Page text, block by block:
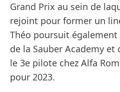
Grand Prix au sein de
rejoint pour former un
Théo poursuit
de la Sauber Academy
le 3e pilote chez Alfa
pour 2023.